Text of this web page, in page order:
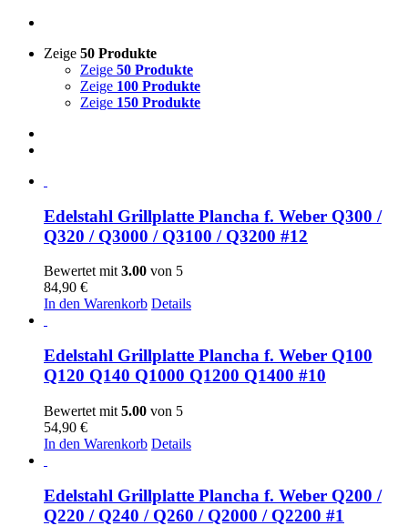
Zeige 50 Produkte
Zeige 50 Produkte
Zeige 100 Produkte
Zeige 150 Produkte
Edelstahl Grillplatte Plancha f. Weber Q300 /
Q320 / Q3000 / Q3100 / Q3200 #12
Bewertet mit3.00 von 5
84,90 €
In den Warenkorb Details
Edelstahl Grillplatte Plancha f. Weber Q100
Q120 Q140 Q1000 Q1200 Q1400 #10
Bewertet mit 5.00 von 5
54,90 €
In den Warenkorb Details
Edelstahl Grillplatte Plancha f. Weber Q200 /
Q220 / Q240 / Q260 / Q2000 / Q2200 #1